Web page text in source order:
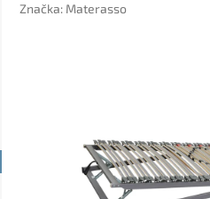
Značka: Materasso